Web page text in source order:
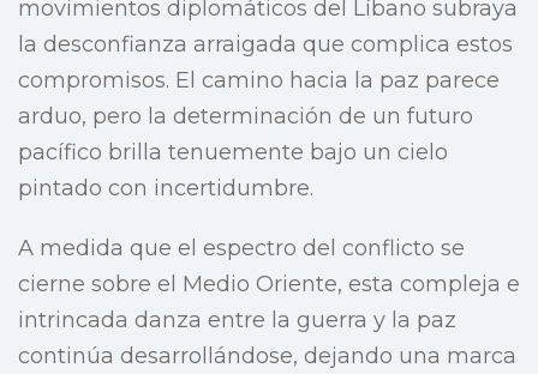
movimientos diplomáticos del Líbano subraya
la desconfianza arraigada que complica estos
compromisos. El camino hacia la paz parece
arduo, pero la determinación de un futuro
pacífico brilla tenuemente bajo un cielo
pintado con incertidumbre.
A medida que el espectro del conflicto se
cierne sobre el Medio Oriente, esta compleja e
intrincada danza entre la guerra y la paz
continúa desarrollándose, dejando una marca